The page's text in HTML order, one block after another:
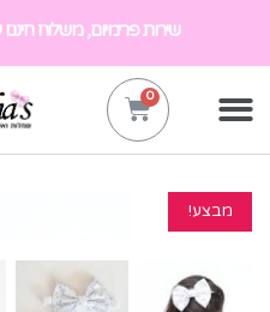
שירות פרימיום, משלוח חינם
מבצע!